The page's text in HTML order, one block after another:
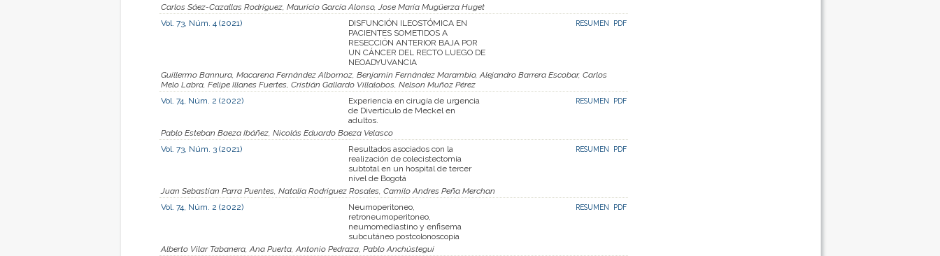
Carlos Sáez-Cazallas Rodríguez, Mauricio García Alonso, Jose María Mugüerza Huget
Vol. 73, Núm. 4 (2021)
DISFUNCIÓN ILEOSTÓMICA EN
PACIENTES SOMETIDOS A
RESECCIÓN ANTERIOR BAJA POR
UN CÁNCER DEL RECTO LUEGO DE
NEOADYUVANCIA
RESUMEN PDF
Guillermo Bannura, Macarena Fernández Albornoz, Benjamín Fernández Marambio, Alejandro Barrera Escobar, Carlos
Melo Labra, Felipe Illanes Fuertes, Cristián Gallardo Villalobos, Nelson Muñoz Pérez
Vol. 74, Núm. 2 (2022)
Experiencia en cirugía de urgencia
de Divertículo de Meckel en
adultos.
RESUMEN PDF
Pablo Esteban Baeza Ibáñez, Nicolás Eduardo Baeza Velasco
Vol. 73, Núm. 3 (2021)
Resultados asociados con la
realización de colecistectomía
subtotal en un hospital de tercer
nivel de Bogotá
RESUMEN PDF
Juan Sebastian Parra Puentes, Natalia Rodriguez Rosales, Camilo Andres Peña Merchan
Vol. 74, Núm. 2 (2022)
Neumoperitoneo,
retroneumoperitoneo,
neumomediastino y enfisema
subcutáneo postcolonoscopia
RESUMEN PDF
Alberto Vilar Tabanera, Ana Puerta, Antonio Pedraza, Pablo Anchústegui